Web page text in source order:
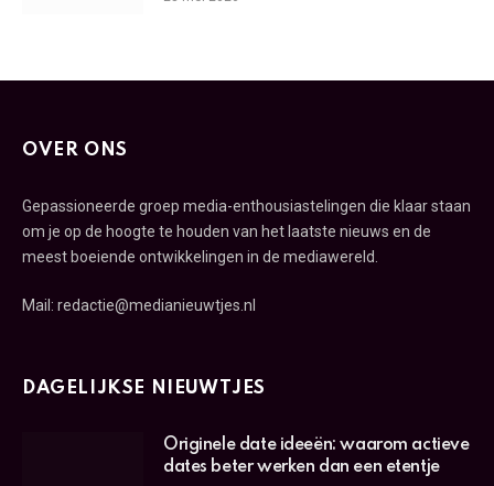
OVER ONS
Gepassioneerde groep media-enthousiastelingen die klaar staan
om je op de hoogte te houden van het laatste nieuws en de
meest boeiende ontwikkelingen in de mediawereld.
Mail: redactie@medianieuwtjes.nl
DAGELIJKSE NIEUWTJES
Originele date ideeën: waarom actieve
dates beter werken dan een etentje